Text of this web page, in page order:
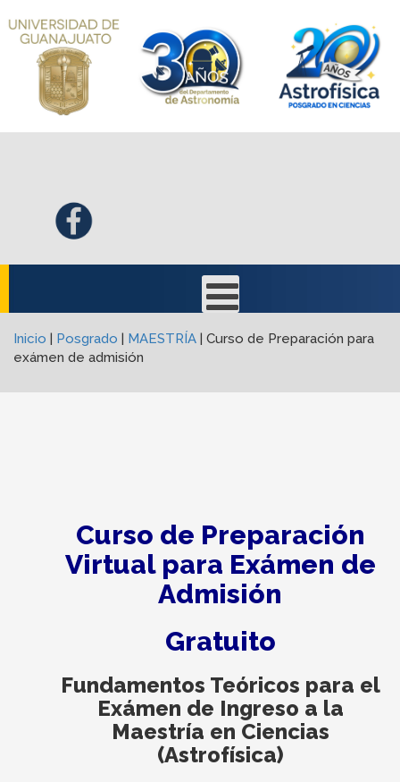
Inicio | Posgrado | MAESTRÍA | Curso de Preparación para
exámen de admisión
Curso de Preparación
Virtual para Exámen de
Admisión
Gratuito
Fundamentos Teóricos para el
Exámen de Ingreso a la
Maestría en Ciencias
(Astrofísica)